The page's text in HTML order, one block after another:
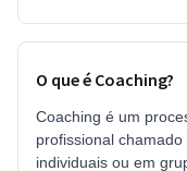
O que é Coaching?
Coaching é um
profissional
individuais ou em